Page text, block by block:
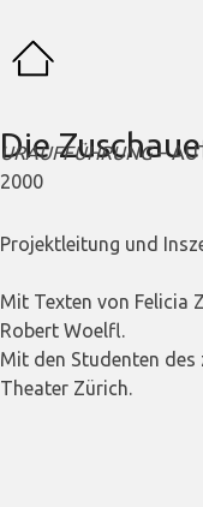
Die
URAUFFÜHRUNG–
2000
Projektleitung und
Mit Texten von Felicia
Robert Woelfl.
Mit den Studenten
Theater Zürich.